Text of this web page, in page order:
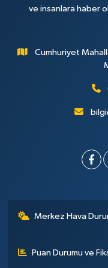
ve insanlara haber
Cumhuriyet
Merkez Hava
Puan Durumu ve